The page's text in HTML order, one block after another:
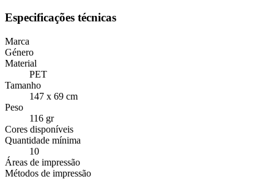
Especificações técnicas
Marca
Género
Material
PET
Tamanho
147 x 69 cm
Peso
116 gr
Cores disponíveis
Quantidade mínima
10
Áreas de impressão
Métodos de impressão